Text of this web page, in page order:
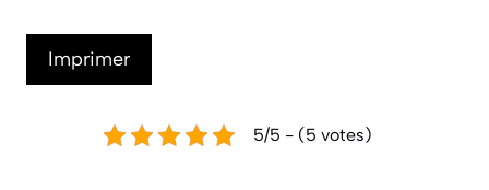
Imprimer
5/5 - (5 votes)